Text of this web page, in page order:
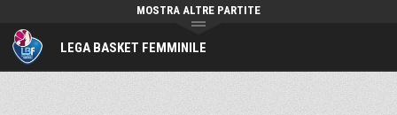
LEGA BASKET FEMMINILE
MOSTRA ALTRE PARTITE